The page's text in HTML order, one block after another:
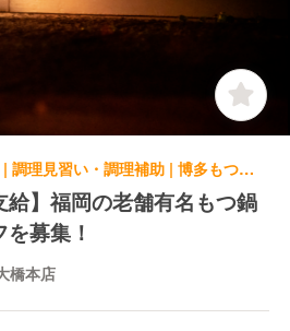
和食, 日本料理・懐石料理 | 調理見習い・調理補助 | 博多もつ鍋 やま中 大橋本店
給】福岡の老舗有名もつ鍋
募集！
橋本店